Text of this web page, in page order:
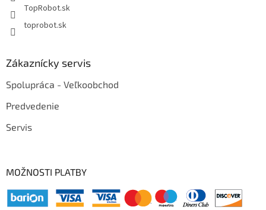
TopRobot.sk
toprobot.sk
Zákaznícky servis
Spolupráca - Veľkoobchod
Predvedenie
Servis
MOŽNOSTI PLATBY